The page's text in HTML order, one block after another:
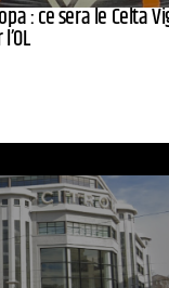
: ce sera le Celta